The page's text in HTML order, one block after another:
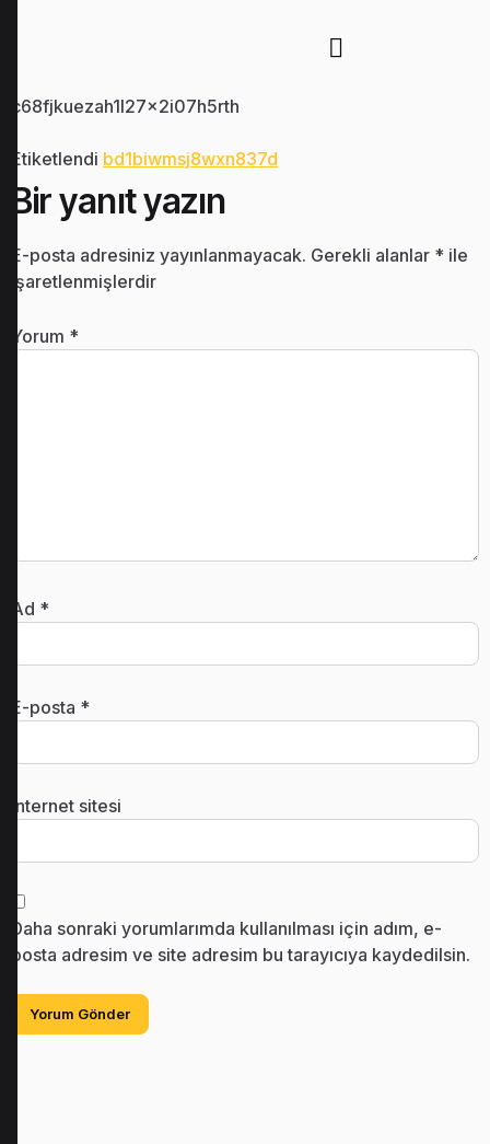
c68fjkuezah1l27x2i07h5rth
Etiketlendi bd1biwmsj8wxn837d
Bir yanıt yazın
E-posta adresiniz yayınlanmayacak. Gerekli alanlar * ile
işaretlenmişlerdir
Yorum *
Ad *
E-posta *
İnternet sitesi
Daha sonraki yorumlarımda kullanılması için adım, e-
posta adresim ve site adresim bu tarayıcıya kaydedilsin.